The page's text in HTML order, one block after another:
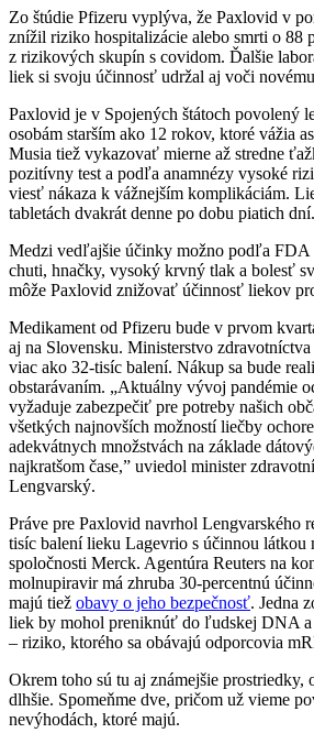
Zo štúdie Pfizeru vyplýva, že Paxlovid v
znížil riziko hospitalizácie alebo smrti o 88
z rizikových skupín s covidom. Ďalšie
liek si svoju účinnosť udržal aj voči
Paxlovid je v Spojených štátoch povolený
osobám starším ako 12 rokov, ktoré vážia
Musia tiež vykazovať mierne až stredne
pozitívny test a podľa anamnézy vysoké
viesť nákaza k vážnejším komplikáciám.
tabletách dvakrát denne po dobu piatich dní.
Medzi vedľajšie účinky možno podľa FDA
chuti, hnačky, vysoký krvný tlak a bolesť
môže Paxlovid znižovať účinnosť liekov
Medikament od Pfizeru bude v prvom
aj na Slovensku. Ministerstvo
viac ako 32-tisíc balení. Nákup sa bude
obstarávaním. „Aktuálny vývoj pandémie
vyžaduje zabezpečiť pre potreby našich
všetkých najnovších možností liečby
adekvátnych množstvách na základe
najkratšom čase,” uviedol minister
Lengvarský.
Práve pre Paxlovid navrhol Lengvarského
tisíc balení lieku Lagevrio s účinnou látkou
spoločnosti Merck. Agentúra Reuters na
molnupiravir má zhruba 30-percentnú
majú tiež obavy o jeho bezpečnosť. Jedna
liek by mohol preniknúť do ľudskej DNA a
– riziko, ktorého sa obávajú odporcovia
Okrem toho sú tu aj známejšie prostriedky,
dlhšie. Spomeňme dve, pričom už vieme
nevýhodách, ktoré majú.